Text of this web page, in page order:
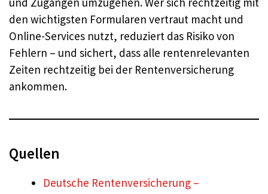
den wichtigsten Formularen vertraut macht und
Online-Services nutzt, reduziert das Risiko von
Fehlern – und sichert, dass alle rentenrelevanten
Zeiten rechtzeitig bei der Rentenversicherung
ankommen.
Quellen
Deutsche Rentenversicherung –